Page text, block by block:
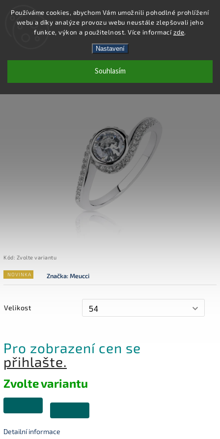
Používáme cookies, abychom Vám umožnili pohodlné prohlížení
webu a díky analýze provozu webu neustále zlepšovali jeho
funkce, výkon a použitelnost. Více informacízde.
Nastavení
Souhlasím
Hledat
SR196 - PRSTEN AG 925/1000
Kód: Zvolte variantu
NOVINKA Značka:Meucci
Velikost
Pro zobrazení cen se
přihlašte.
Zvolte variantu
Detailní informace